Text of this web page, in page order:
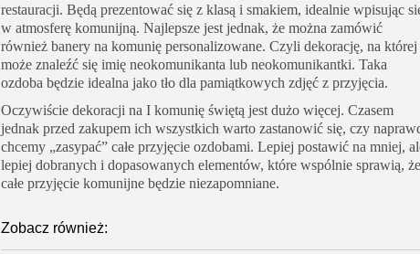
restauracji. Będą prezentować się z klasą i smakiem, idealnie wpisując
w atmosferę komunijną. Najlepsze jest jednak, że można zamówić
również banery na komunię personalizowane. Czyli dekorację, na której
może znaleźć się imię neokomunikanta lub neokomunikantki. Taka
ozdoba będzie idealna jako tło dla pamiątkowych zdjęć z przyjęcia.
Oczywiście dekoracji na I komunię świętą jest dużo więcej. Czasem
jednak przed zakupem ich wszystkich warto zastanowić się, czy
chcemy „zasypać” całe przyjęcie ozdobami. Lepiej postawić na mniej,
lepiej dobranych i dopasowanych elementów, które wspólnie sprawią, że
całe przyjęcie komunijne będzie niezapomniane.
Zobacz również: